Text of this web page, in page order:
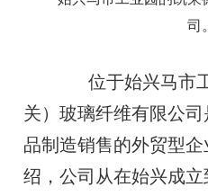
司。
位于始兴马市工
关）玻璃纤维有限公
品制造销售的外贸型
绍，公司从在始兴成